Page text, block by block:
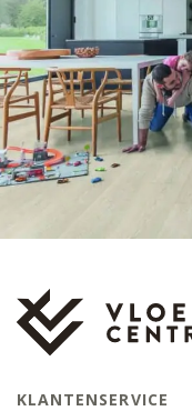
KLANTENSERVICE